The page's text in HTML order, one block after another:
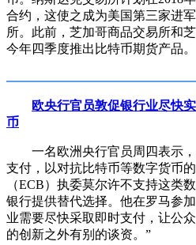
合约，这使之成为美国第三家进
所。此前，芝加哥商品交易所和
今年四季度推出比特币期货产品。
欧央行官员敦促银行业尽快
币
一名欧洲央行官员周四表示，
支付，以对抗比特币等数字货币
（ECB）执委莫尔许不支持这类
银行提供替代选择。他在罗马参
业需要尽快采取即时支付，让公
的创新之外有别的谈资。”